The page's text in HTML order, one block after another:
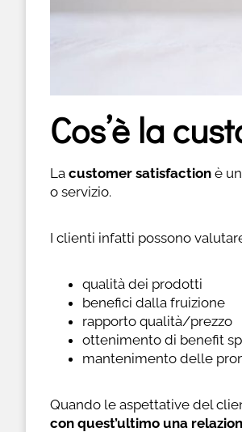
Cos’è la
La customer satisfaction è
o servizio.
I clienti infatti possono
qualità dei prodotti
benefici dalla fruizione
rapporto qualità/prezzo
ottenimento di benefit
mantenimento delle
Quando le aspettative del
con quest’ultimo una